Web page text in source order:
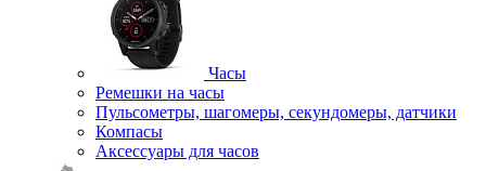
Часы
Ремешки на часы
Пульсометры, шагомеры, секундомеры, датчики
Компасы
Аксессуары для часов